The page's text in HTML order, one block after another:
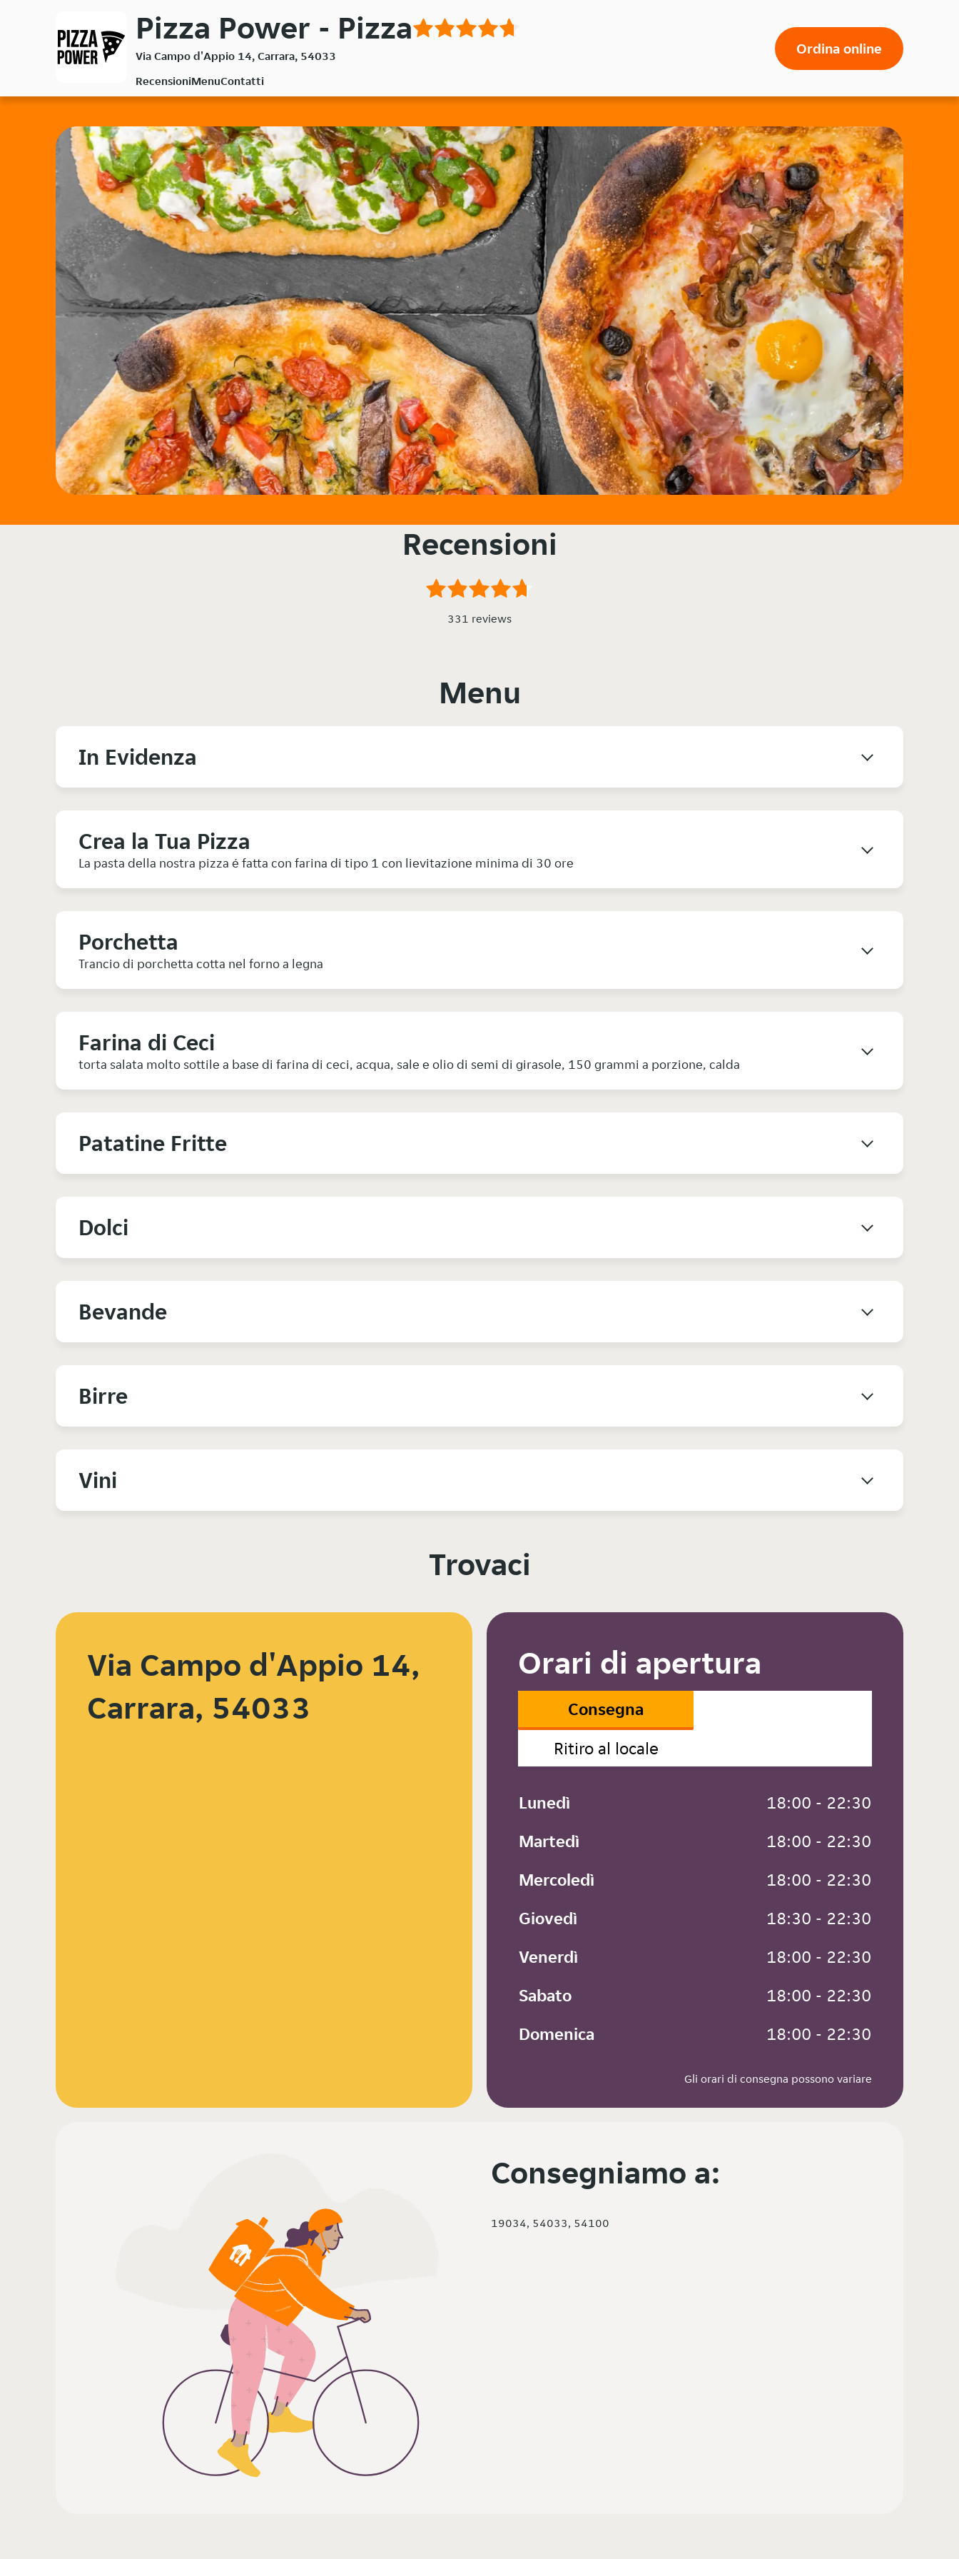
Pizza Power - Pizza
Via Campo d'Appio 14, Carrara, 54033 Ordina online
RecensioniMenuContatti
Recensioni
331 reviews
Menu
In Evidenza
Crea la Tua Pizza
La pasta della nostra pizza é fatta con farina di tipo 1 con lievitazione minima di 30 ore
Porchetta
Trancio di porchetta cotta nel forno a legna
Farina di Ceci
torta salata molto sottile a base di farina di ceci, acqua, sale e olio di semi di girasole, 150 grammi a porzione, calda
Patatine Fritte
Dolci
Bevande
Birre
Vini
Trovaci
Via Campo d'Appio 14,
Carrara, 54033
Orari di apertura
Consegna
Ritiro al locale
Lunedì
18:00 - 22:30
Martedì
18:00 - 22:30
Mercoledì
18:00 - 22:30
Giovedì
18:30 - 22:30
Venerdì
18:00 - 22:30
Sabato
18:00 - 22:30
Domenica
18:00 - 22:30
Gli orari di consegna possono variare
Consegniamo a:
19034, 54033, 54100